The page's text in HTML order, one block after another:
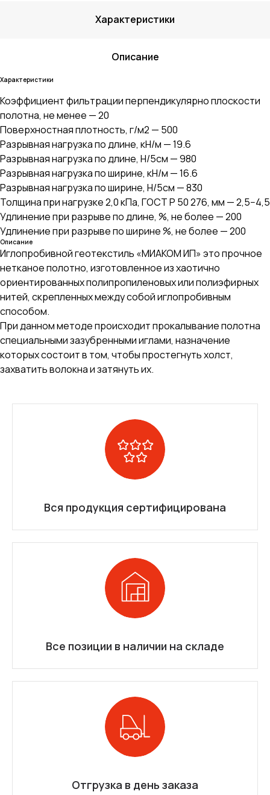
Характеристики
Описание
Характеристики
Коэффициент фильтрации перпендикулярно плоскости
полотна, не менее — 20
Поверхностная плотность, г/м2 — 500
Разрывная нагрузка по длине, кН/м — 19.6
Разрывная нагрузка по длине, Н/5см — 980
Разрывная нагрузка по ширине, кН/м — 16.6
Разрывная нагрузка по ширине, Н/5см — 830
Толщина при нагрузке 2,0 кПа, ГОСТ Р 50 276, мм — 2,5−4,5
Удлинение при разрыве по длине, %, не более — 200
Удлинение при разрыве по ширине %, не более — 200
Описание
Иглопробивной геотекстиль «МИАКОМ ИП» это прочное
нетканое полотно, изготовленное из хаотично
ориентированных полипропиленовых или полиэфирных
нитей, скрепленных между собой иглопробивным
способом.
При данном методе происходит прокалывание полотна
специальными зазубренными иглами, назначение
которых состоит в том, чтобы простегнуть холст,
захватить волокна и затянуть их.
Вся продукция сертифицирована
Все позиции в наличии на складе
Отгрузка в день заказа